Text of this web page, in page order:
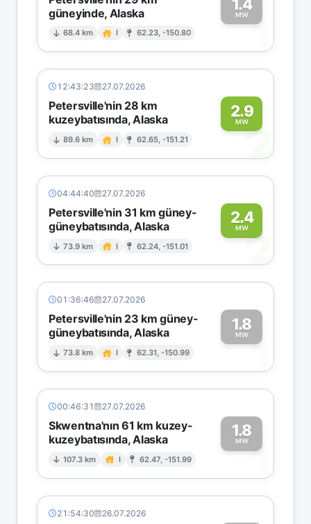
güneyinde, Alaska
68.4 km I 62.23, -150.80
1.4
MW1
12:43:23 27.07.2026
Petersville'nin 28 km
kuzeybatısında, Alaska
89.6 km I 62.65, -151.21
2.9
MW2
04:44:40 27.07.2026
Petersville'nin 31 km güney-
güneybatısında, Alaska
73.9 km I 62.24, -151.01
2.4
MW2
01:36:46 27.07.2026
Petersville'nin 23 km güney-
güneybatısında, Alaska
73.8 km I 62.31, -150.99
1.8
MW1
00:46:31 27.07.2026
Skwentna'nın 61 km kuzey-
kuzeybatısında, Alaska
107.3 km I 62.47, -151.99
1.8
MW1
21:54:30 26.07.2026